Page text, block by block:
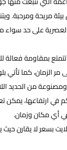
مريحة ومرحبة.
على حد سواء
بمقاومة فعالة
مر الزمان، كما
من الحديد
في ارتفاعها، يمكن
أي مكان وزمان.
لايت بسعر لا يقارن